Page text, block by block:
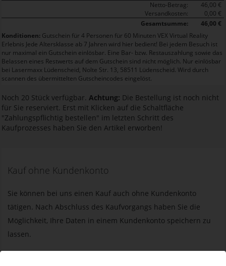
Netto-Betrag:
46,00 €
Versandkosten:
0,00 €
Gesamtsumme:
46,00 €
Konditionen: Gutschein für 4 Personen für 60 Minuten VEX Virtual Reality
Erlebnis Jede Altersklasse ab 7 Jahren wird hier bedient! Bei jedem Besuch ist
nur maximal ein Gutschein einlösbar. Eine Bar- bzw. Restauszahlung sowie das
Belassen eines Restwerts auf dem Gutschein sind nicht möglich. Nur einlösbar
bei Lasermaxx Lüdenscheid, Nolte Str. 13, 58511 Lüdenscheid. Wird durch
scannen des übermittelten Gutscheincodes eingelöst.
Noch 20 Stück verfügbar. Achtung: Die Bestellung ist noch nicht
für Sie reserviert. Erst mit Klicken auf die Schaltfläche
"Zahlungspflichtig bestellen" im letzten Schritt des
Kaufprozesses haben Sie den Artikel erworben!
Kauf ohne Kundenkonto
Sie können bei uns einen Kauf auch ohne Kundenkonto
tätigen. Nach Abschluss des Kaufvorgangs haben Sie die
Möglichkeit, Ihre Daten in einem Kundenkonto speichern zu
lassen.